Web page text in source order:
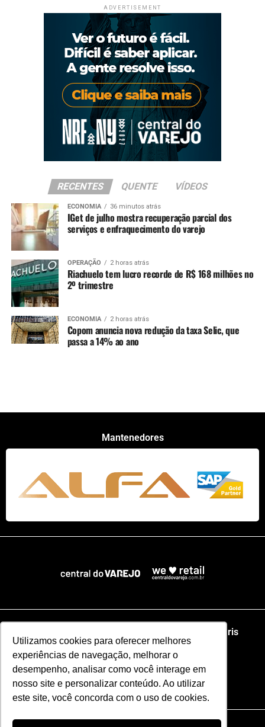
Utilizamos cookies para oferecer melhores
experiências de navegação, melhorar o
desempenho, analisar como você interage em
nosso site e personalizar conteúdo. Ao utilizar
este site, você concorda com o uso de cookies.
ADVERTISEMENT
RECENTES QUENTE VÍDEOS
ECONOMIA 36 minutos atrás
IGet de julho mostra recuperação parcial dos
serviços e enfraquecimento do varejo
OPERAÇÃO 2 horas atrás
Riachuelo tem lucro recorde de R$ 168 milhões no
2º trimestre
ECONOMIA 2 horas atrás
Copom anuncia nova redução da taxa Selic, que
passa a 14% ao ano
Mantenedores
NRF Paris
Web Summit Lisboa Web Summit Rio
Especial NRF2026